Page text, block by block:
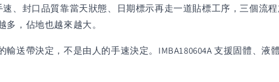
封口品質靠當天狀態、日期標示再走一道貼標工序，三個流
，佔地也越來越大。
送帶決定，不是由人的手速決定。IMBA180604A 支援固體、液